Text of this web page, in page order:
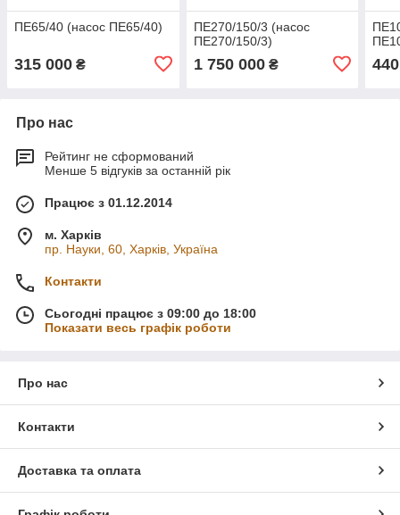
ПЕ65/40 (насос ПЕ65/40)
315 000 ₴
ПЕ270/150/3 (насос
ПЕ270/150/3)
1 750 000₴
Про нас
Рейтинг не сформований
Менше 5 відгуків за останній рік
Працює з 01.12.2014
м. Харків
пр. Науки, 60, Харків, Україна
Контакти
Сьогодні працює з 09:00 до 18:00
Показати весь графік роботи
Про нас
Контакти
Доставка та оплата